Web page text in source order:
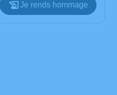
Je rends hommage